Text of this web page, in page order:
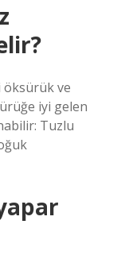
öksürük ve
iyi gelen
Tuzlu